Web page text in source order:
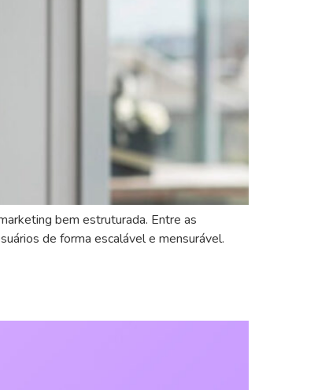
bem estruturada. Entre as
de forma escalável e mensurável.